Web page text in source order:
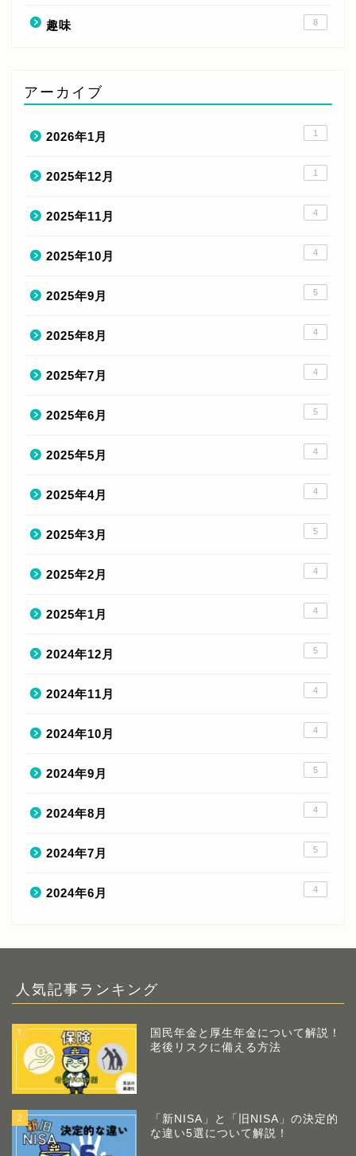
趣味 8
アーカイブ
2026年1月 1
2025年12月 1
2025年11月 4
2025年10月 4
2025年9月 5
2025年8月 4
2025年7月 4
2025年6月 5
2025年5月 4
2025年4月 4
2025年3月 5
2025年2月 4
2025年1月 4
2024年12月 5
2024年11月 4
2024年10月 4
2024年9月 5
2024年8月 4
2024年7月 5
2024年6月 4
人気記事ランキング
1
国民年金と厚生年金について解説！
老後リスクに備える方法
2
「新NISA」と「旧NISA」の決定的
な違い5選について解説！